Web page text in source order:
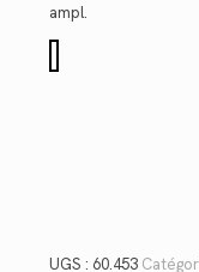
ampl.
de
UGS : 60.453